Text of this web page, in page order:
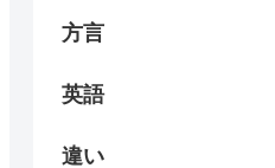
方言
英語
違い